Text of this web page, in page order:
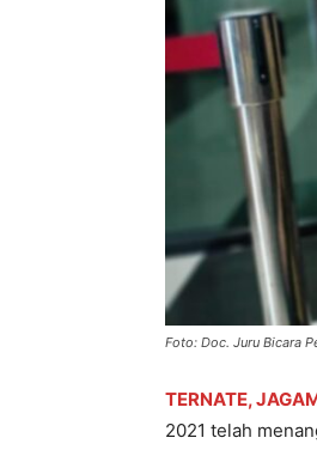
Foto: Doc. Juru Bicara
TERNATE,
2021 telah